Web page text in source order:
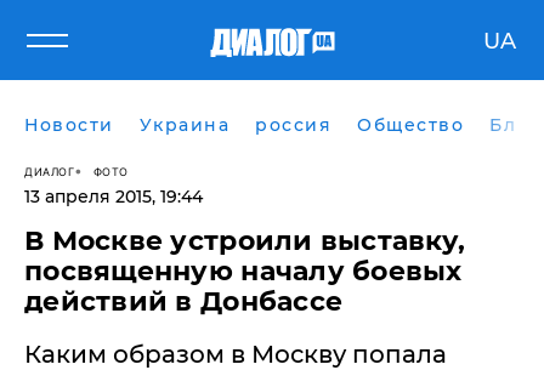
UA
Новости Украина россия Общество
ДИАЛОГ ФОТО
13 апреля 2015, 19:44
В Москве устроили выставку,
посвященную началу боевых
действий в Донбассе
Каким образом в Москву попала